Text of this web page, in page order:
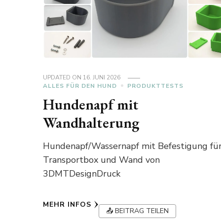
UPDATED ON 16. JUNI 2026
ALLES FÜR DEN HUND
PRODUKTTESTS
Hundenapf mit
Wandhalterung
Hundenapf/Wassernapf mit Befestigung
Transportbox und Wand von
3DMTDesignDruck
MEHR INFOS
📤 BEITRAG TEILEN